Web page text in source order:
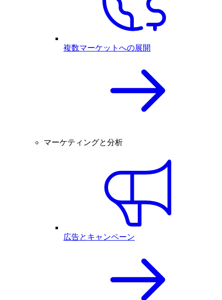
複数マーケットへの展開
マーケティングと分析
広告とキャンペーン